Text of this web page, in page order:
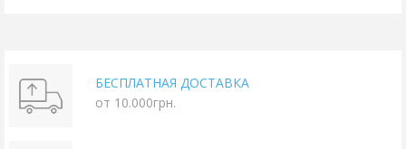
БЕСПЛАТНАЯ ДОСТАВКА
от 10.000грн.